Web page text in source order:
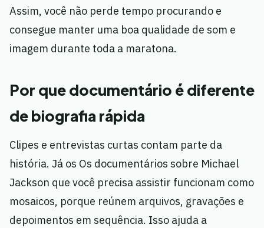
Assim, você não perde tempo procurando e
consegue manter uma boa qualidade de som e
imagem durante toda a maratona.
Por que documentário é diferente
de biografia rápida
Clipes e entrevistas curtas contam parte da
história. Já os Os documentários sobre Michael
Jackson que você precisa assistir funcionam como
mosaicos, porque reúnem arquivos, gravações e
depoimentos em sequência. Isso ajuda a